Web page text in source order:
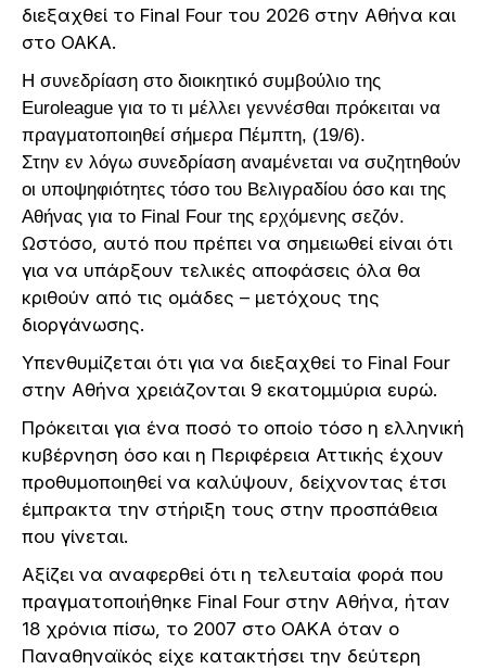
διεξαχθεί το Final Four του 2026 στην Αθήνα και
στο ΟΑΚΑ.
Η συνεδρίαση στο διοικητικό συμβούλιο της
Euroleague για το τι μέλλει γεννέσθαι πρόκειται να
πραγματοποιηθεί σήμερα Πέμπτη, (19/6).
Στην εν λόγω συνεδρίαση αναμένεται να συζητηθούν
οι υποψηφιότητες τόσο του Βελιγραδίου όσο και της
Αθήνας για το Final Four της ερχόμενης σεζόν.
Ωστόσο, αυτό που πρέπει να σημειωθεί είναι ότι
για να υπάρξουν τελικές αποφάσεις όλα θα
κριθούν από τις ομάδες – μετόχους της
διοργάνωσης.
Υπενθυμίζεται ότι για να διεξαχθεί το Final Four
στην Αθήνα χρειάζονται 9 εκατομμύρια ευρώ.
Πρόκειται για ένα ποσό το οποίο τόσο η ελληνική
κυβέρνηση όσο και η Περιφέρεια Αττικής έχουν
προθυμοποιηθεί να καλύψουν, δείχνοντας έτσι
έμπρακτα την στήριξη τους στην προσπάθεια
που γίνεται.
Αξίζει να αναφερθεί ότι η τελευταία φορά που
πραγματοποιήθηκε Final Four στην Αθήνα, ήταν
18 χρόνια πίσω, το 2007 στο ΟΑΚΑ όταν ο
Παναθηναϊκός είχε κατακτήσει την δεύτερη